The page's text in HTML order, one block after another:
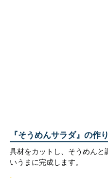
『そうめんサラダ』の作
具材をカットし、そうめんと
いうまに完成します。